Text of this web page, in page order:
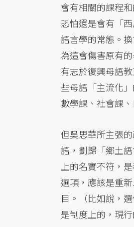
會有相關的課程
恐怕還是會有「
語言學的常態。
為這會傷害原有
有志於復興母語
些母語「主流化
數學課、社會課
但吳思華所主張
語，劃歸「鄉土
上的名實不符，
選項，應該是重
目。（比如說，
是制度上的，現